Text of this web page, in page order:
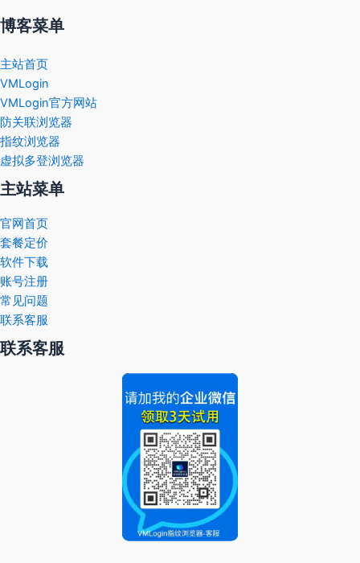
博客菜单
主站首页
VMLogin
VMLogin官方网站
防关联浏览器
指纹浏览器
虚拟多登浏览器
主站菜单
官网首页
套餐定价
软件下载
账号注册
常见问题
联系客服
联系客服